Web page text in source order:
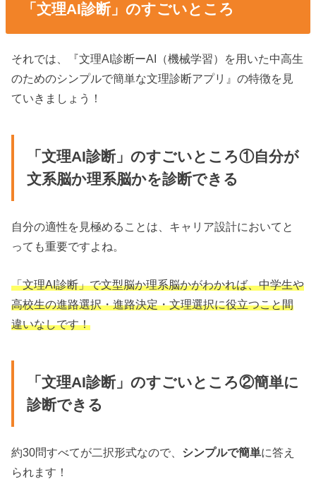
「文理AI診断」のすごいところ
それでは、『文理AI診断ーAI（機械学習）を用いた中高生
のためのシンプルで簡単な文理診断アプリ』の特徴を見
ていきましょう！
「文理AI診断」のすごいところ①自分が
文系脳か理系脳かを診断できる
自分の適性を見極めることは、キャリア設計においてと
っても重要ですよね。
「文理AI診断」で文型脳か理系脳かがわかれば、中学生や
高校生の進路選択・進路決定・文理選択に役立つこと間
違いなしです！
「文理AI診断」のすごいところ②簡単に
診断できる
約30問すべてが二択形式なので、 シンプルで簡単に答え
られます！